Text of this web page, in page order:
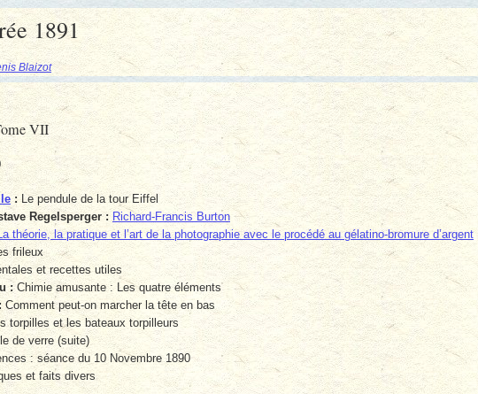
1891
Blaizot
VII
: Le pendule de la tour Eiffel
Regelsperger : Richard-Francis Burton
théorie, la pratique et l’art de la photographie avec le procédé au gélatino-bromure d’argent
frileux
et recettes utiles
:Chimie amusante : Les quatre éléments
Comment peut-on marcher la tête en bas
torpilles et les bateaux torpilleurs
de verre (suite)
: séance du 10 Novembre 1890
et faits divers